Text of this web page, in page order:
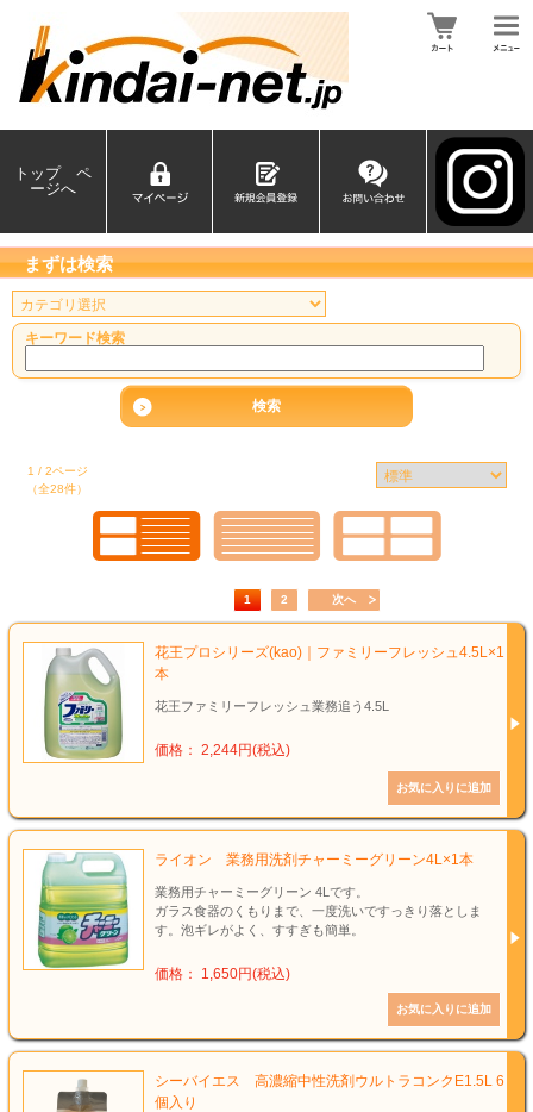
トップ ペ
ージへ
まずは検索
キーワード検索
1 / 2ページ
（全28件）
1 2 次へ
花王プロシリーズ(kao)｜ファミリーフレッシュ4.5L×1
本
花王ファミリーフレッシュ業務追う4.5L
価格： 2,244円(税込)
ライオン 業務用洗剤チャーミーグリーン4L×1本
業務用チャーミーグリーン 4Lです。
ガラス食器のくもりまで、一度洗いですっきり落としま
す。泡ギレがよく、すすぎも簡単。
価格： 1,650円(税込)
シーバイエス 高濃縮中性洗剤ウルトラコンクE1.5L 6
個入り